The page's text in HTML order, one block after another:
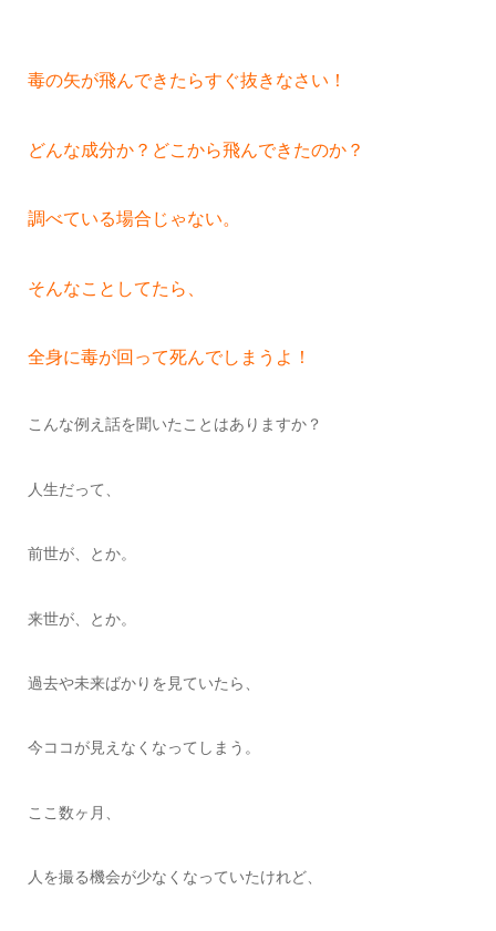
毒の矢が飛んできたらすぐ抜きなさい！
どんな成分か？どこから飛んできたのか？
調べている場合じゃない。
そんなことしてたら、
全身に毒が回って死んでしまうよ！
こんな例え話を聞いたことはありますか？
人生だって、
前世が、とか。
来世が、とか。
過去や未来ばかりを見ていたら、
今ココが見えなくなってしまう。
ここ数ヶ月、
人を撮る機会が少なくなっていたけれど、